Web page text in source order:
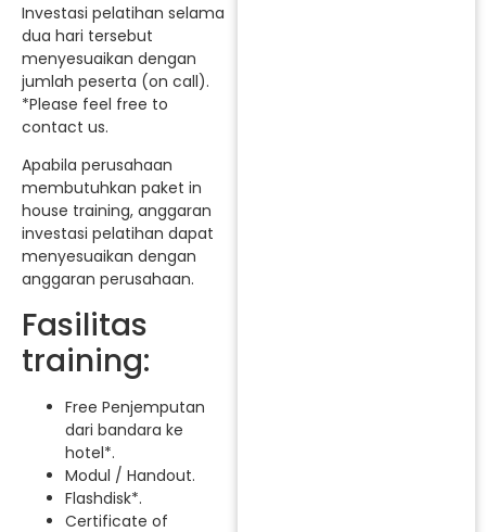
Investasi pelatihan selama
dua hari tersebut
menyesuaikan dengan
jumlah peserta (on call).
*Please feel free to
contact us.
Apabila perusahaan
membutuhkan paket in
house training, anggaran
investasi pelatihan dapat
menyesuaikan dengan
anggaran perusahaan.
Fasilitas
training:
Free Penjemputan
dari bandara ke
hotel*.
Modul / Handout.
Flashdisk*.
Certificate of